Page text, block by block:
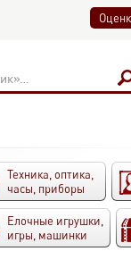
Техника, оптика,
часы, приборы
Елочные игрушки,
игры, машинки